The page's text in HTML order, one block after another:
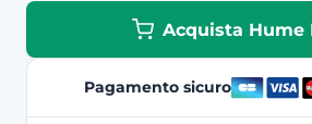
Acquista Hume
Pagamento sicuro